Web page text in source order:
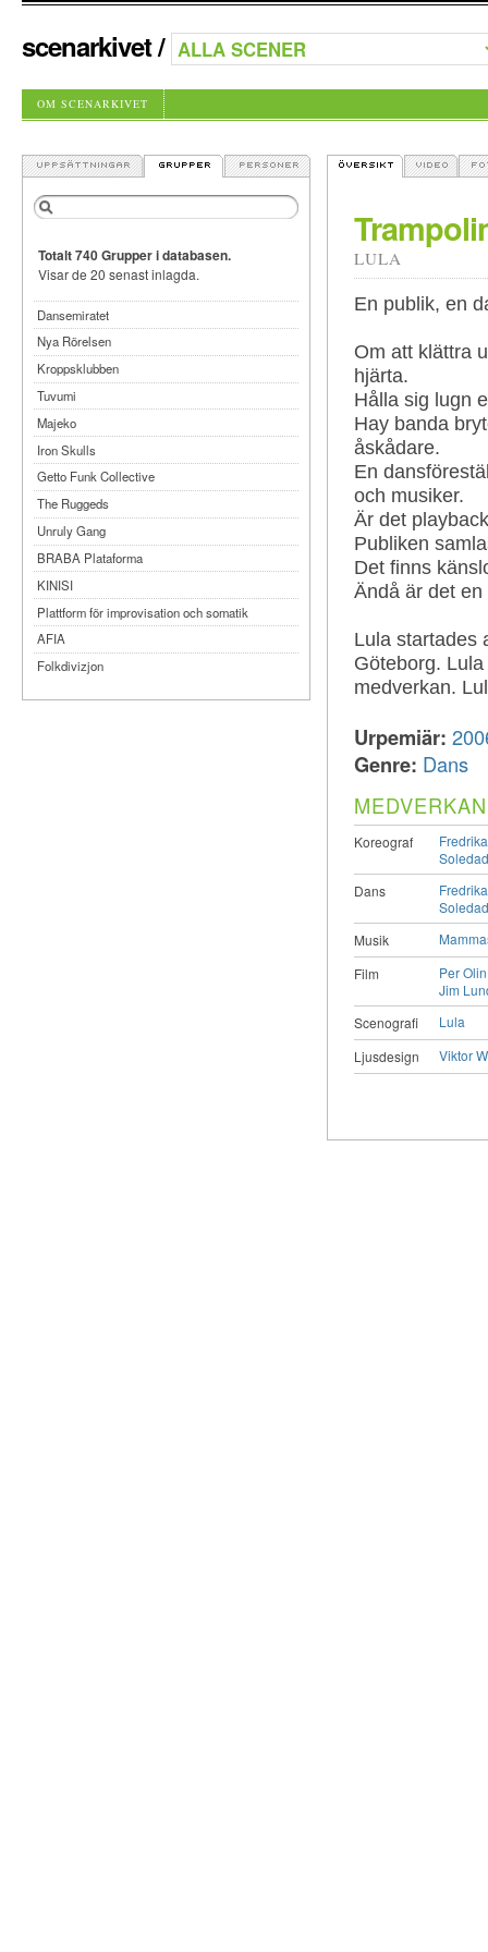
scenarkivet/
OM SCENARKIVET
LULA
En publik, en
Om att klättra
hjärta.
Hålla sig lugn
Hay banda
åskådare.
En
och musiker.
Är det
Publiken
Det finns
Ändå är det en
Lula startades
Göteborg.
medverkan.
Urpemiär:
Genre: Dans
Koreograf
Dans
Musik
Film
Per Olin
Jim
Scenografi
Lula
Ljusdesign
Viktor
Totalt 740 Grupper i databasen.
Visar de 20 senast inlagda.
Dansemiratet
Nya Rörelsen
Kroppsklubben
Tuvumi
Majeko
Iron Skulls
Getto Funk Collective
The Ruggeds
Unruly Gang
BRABA Plataforma
KINISI
Plattform för improvisation och somatik
AFIA
Folkdivizjon